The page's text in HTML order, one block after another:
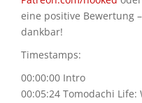
eine positive Bewertung
dankbar!
Timestamps:
00:00:00 Intro
00:05:24 Tomodachi